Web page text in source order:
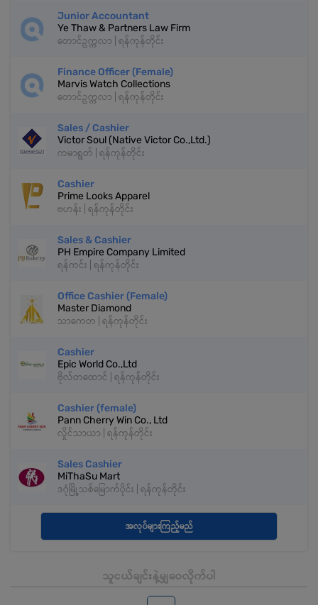
Junior Accountant
Ye Thaw & Partners Law Firm
တောင်ဥက္ကလာ | ရန်ကုန်တိုင်း
Finance Officer (Female)
Marvis Watch Collections
တောင်ဥက္ကလာ | ရန်ကုန်တိုင်း
Sales / Cashier
Victor Soul (Native Victor Co.,Ltd.)
ကမာရွတ် | ရန်ကုန်တိုင်း
Cashier
Prime Looks Apparel
ဗဟန်း | ရန်ကုန်တိုင်း
Sales & Cashier
PH Empire Company Limited
ရန်ကင်း | ရန်ကုန်တိုင်း
Office Cashier (Female)
Master Diamond
သာကေတ | ရန်ကုန်တိုင်း
Cashier
Epic World Co.,Ltd
ဗိုလ်တထောင် | ရန်ကုန်တိုင်း
Cashier (female)
Pann Cherry Win Co., Ltd
လှိုင်သာယာ | ရန်ကုန်တိုင်း
Sales Cashier
MiThaSu Mart
ဒဂုံမြို့သစ်မြောက်ပိုင်း | ရန်ကုန်တိုင်း
အလုပ်များကြည့်မည်
သူငယ်ချင်းနဲ့မျှဝေလိုက်ပါ